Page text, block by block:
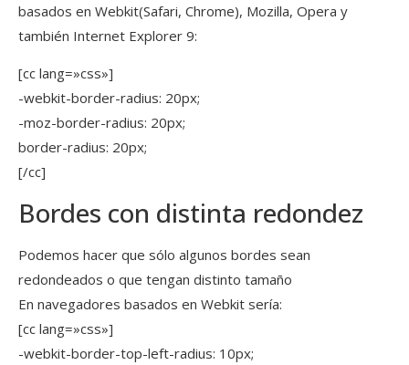
basados en Webkit(Safari, Chrome), Mozilla, Opera y
también Internet Explorer 9:
[cc lang=»css»]
-webkit-border-radius: 20px;
-moz-border-radius: 20px;
border-radius: 20px;
[/cc]
Bordes con distinta redondez
Podemos hacer que sólo algunos bordes sean
redondeados o que tengan distinto tamaño
En navegadores basados en Webkit sería:
[cc lang=»css»]
-webkit-border-top-left-radius: 10px;